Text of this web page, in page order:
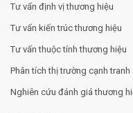
Tư vấn định vị thương hiệu
Tư vấn kiến trúc thương hiệu
Tư vấn thuộc tính thương hiệu
Phân tích thị trường cạnh tranh
Nghiên cứu đánh giá thương